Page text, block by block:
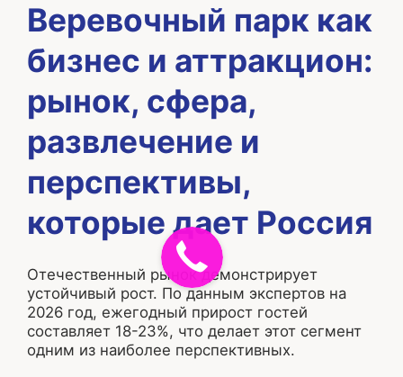
Веревочный парк как
бизнес и аттракцион:
рынок, сфера,
развлечение и
перспективы,
которые дает Россия
Отечественный рынок демонстрирует
устойчивый рост. По данным экспертов на
2026 год, ежегодный прирост гостей
составляет 18-23%, что делает этот сегмент
одним из наиболее перспективных.